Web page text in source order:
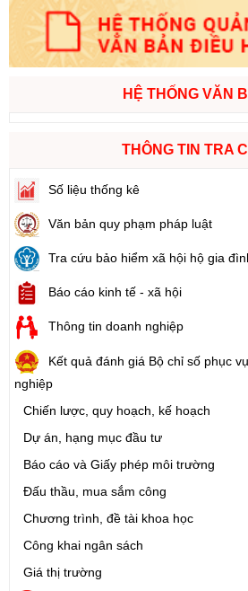
HỆ THỐNG VĂN
THÔNG TIN TRA
Số liệu thống kê
Văn bản quy phạm pháp luật
Tra cứu bảo hiểm xã hội hộ gia
Báo cáo kinh tế - xã hội
Thông tin doanh nghiệp
Kết quả đánh giá Bộ chỉ số phục
nghiệp
Chiến lược, quy hoạch, kế hoạch
Dự án, hạng mục đầu tư
Báo cáo và Giấy phép môi trường
Đấu thầu, mua sắm công
Chương trình, đề tài khoa học
Công khai ngân sách
Giá thị trường